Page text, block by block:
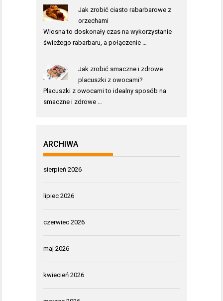
Jak zrobić ciasto rabarbarowe z
orzechami
Wiosna to doskonały czas na wykorzystanie
świeżego rabarbaru, a połączenie …
Jak zrobić smaczne i zdrowe
placuszki z owocami?
Placuszki z owocami to idealny sposób na
smaczne i zdrowe …
ARCHIWA
sierpień 2026
lipiec 2026
czerwiec 2026
maj 2026
kwiecień 2026